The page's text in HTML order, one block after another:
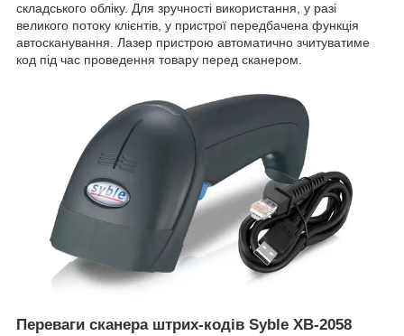
складського обліку. Для зручності використання, у разі
великого потоку клієнтів, у пристрої передбачена функція
автосканування. Лазер пристрою автоматично зчитуватиме
код під час проведення товару перед сканером.
Переваги сканера штрих-кодів Syble XB-2058